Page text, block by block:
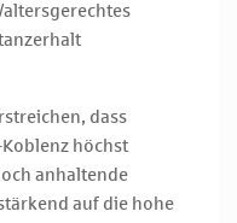
dass
höchst
anhaltende
auf die hohe